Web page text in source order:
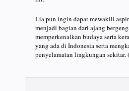
Lia pun ingin dapat mewakili
menjadi bagian dari ajang
memperkenalkan budaya serta
yang ada di Indonesia serta
penyelamatan lingkungan sekitar.